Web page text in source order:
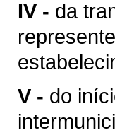
IV - da
V - do